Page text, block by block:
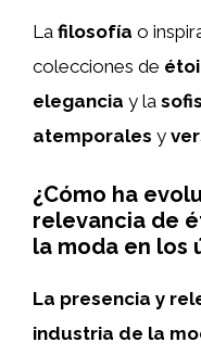
La filosofía o
colecciones de
elegancia y la
atemporales y
¿Cómo ha
relevancia de
la moda en los
La presencia y
industria de la